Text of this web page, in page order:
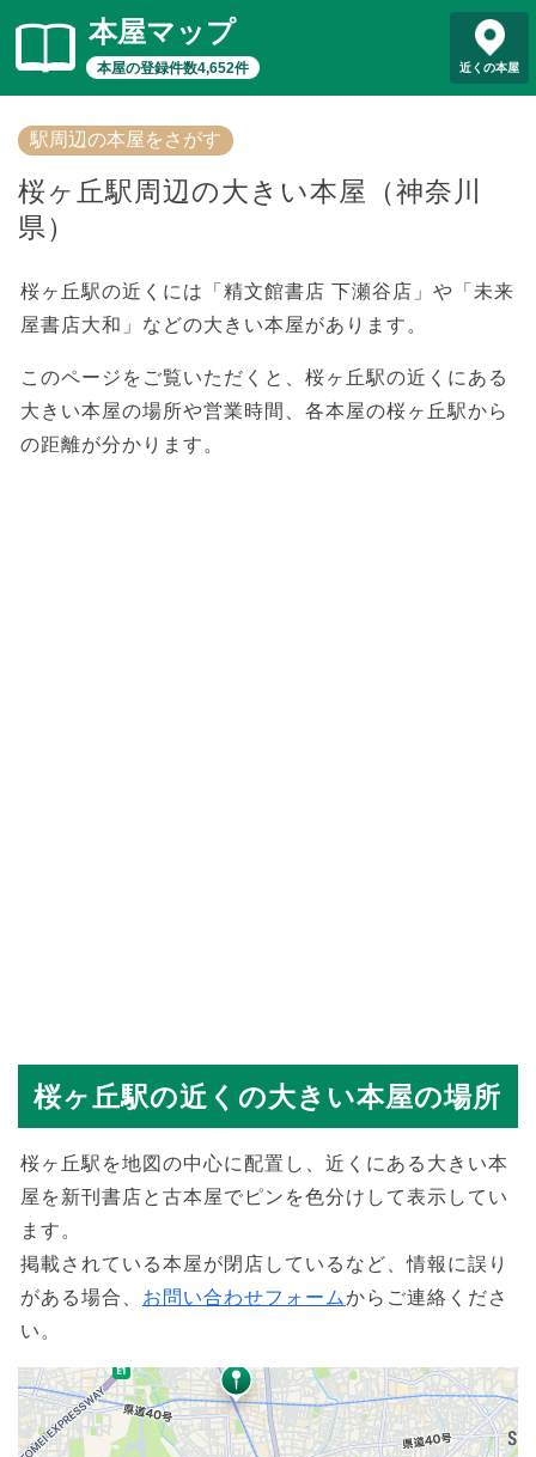
本屋マップ
本屋の登録件数4,652件 近くの本屋
駅周辺の本屋をさがす
桜ヶ丘駅周辺の大きい本屋（神奈川
県）
桜ヶ丘駅の近くには「精文館書店 下瀬谷店」や「未来
屋書店大和」などの大きい本屋があります。
このページをご覧いただくと、桜ヶ丘駅の近くにある
大きい本屋の場所や営業時間、各本屋の桜ヶ丘駅から
の距離が分かります。
桜ヶ丘駅の近くの大きい本屋の場所
桜ヶ丘駅を地図の中心に配置し、近くにある大きい本
屋を新刊書店と古本屋でピンを色分けして表示してい
ます。
掲載されている本屋が閉店しているなど、情報に誤り
がある場合、 お問い合わせフォームからご連絡くださ
い。